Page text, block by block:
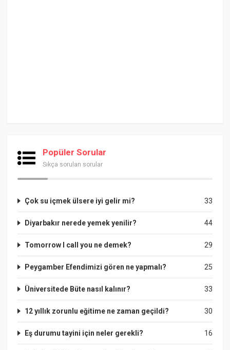
Popüler Sorular
Sıkça sorulan sorular
33
Çok su içmek ülsere iyi gelir mi?
44
Diyarbakır nerede yemek yenilir?
29
Tomorrow I call you ne demek?
25
Peygamber Efendimizi gören ne yapmalı?
33
Üniversitede Büte nasıl kalınır?
30
12 yıllık zorunlu eğitime ne zaman geçildi?
16
Eş durumu tayini için neler gerekli?